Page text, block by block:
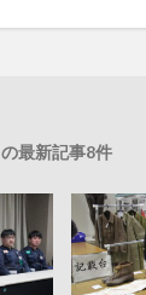
の最新記事8件